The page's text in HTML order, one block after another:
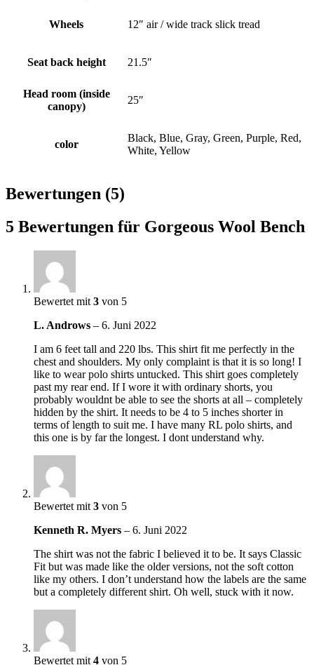
Wheels 12″ air / wide track slick tread
Seat back height 21.5″
Head room (inside
canopy)
25″
color
Black, Blue, Gray, Green, Purple, Red,
White, Yellow
Bewertungen (5)
5 Bewertungen für Gorgeous Wool Bench
Bewertet mit 3 von 5
L. Androws – 6. Juni 2022
I am 6 feet tall and 220 lbs. This shirt fit me perfectly in the
chest and shoulders. My only complaint is that it is so long! I
like to wear polo shirts untucked. This shirt goes completely
past my rear end. If I wore it with ordinary shorts, you
probably wouldnt be able to see the shorts at all – completely
hidden by the shirt. It needs to be 4 to 5 inches shorter in
terms of length to suit me. I have many RL polo shirts, and
this one is by far the longest. I dont understand why.
Bewertet mit 3 von 5
Kenneth R. Myers – 6. Juni 2022
The shirt was not the fabric I believed it to be. It says Classic
Fit but was made like the older versions, not the soft cotton
like my others. I don’t understand how the labels are the same
but a completely different shirt. Oh well, stuck with it now.
Bewertet mit 4 von 5